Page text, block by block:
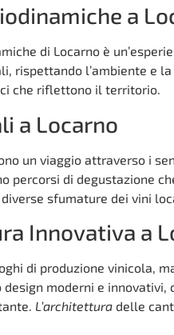
a
di Locarno è
rispettando l’ambiente e
che riflettono il territorio.
a Locarno
un viaggio attraverso i
percorsi di degustazione
sfumature dei vini
Innovativa a
di produzione vinicola,
moderni e innovativi,
L’architetturadelle